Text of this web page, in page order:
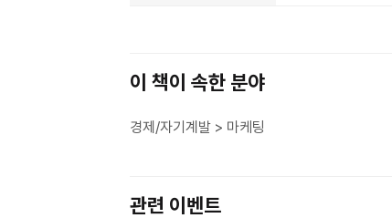
이 책이 속한 분야
경제/자기계발 > 마케팅
관련 이벤트